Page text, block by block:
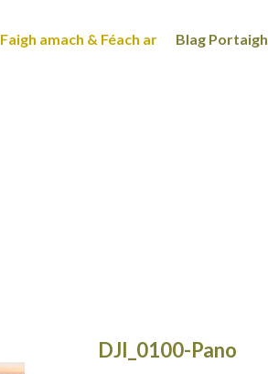
Faigh amach & Féach ar Blag Portaigh
DJI_0100-Pano